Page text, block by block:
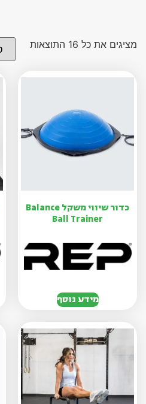
מציגים את כל ⁦16⁩ התוצאות
כדור שיווי משקל Balance
Ball Trainer
מידע נוסף